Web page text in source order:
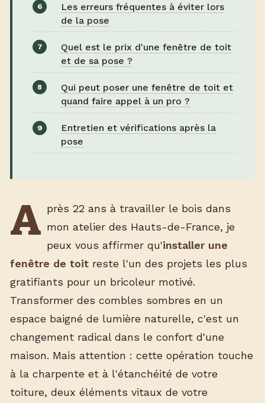
Les erreurs fréquentes à éviter lors
de la pose
Quel est le prix d'une fenêtre de toit
et de sa pose ?
Qui peut poser une fenêtre de toit et
quand faire appel à un pro ?
Entretien et vérifications après la
pose
A près 22 ans à travailler le bois dans
mon atelier des Hauts-de-France, je
peux vous affirmer qu'installer une
fenêtre de toit reste l'un des projets les plus
gratifiants pour un bricoleur motivé.
Transformer des combles sombres en un
espace baigné de lumière naturelle, c'est un
changement radical dans le confort d'une
maison. Mais attention : cette opération touche
à la charpente et à l'étanchéité de votre
toiture, deux éléments vitaux de votre